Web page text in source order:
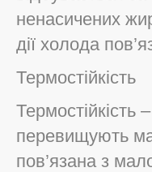
ненасичених
дії холода
Термостійкість
Термостійкість
перевищують
пов’язана з